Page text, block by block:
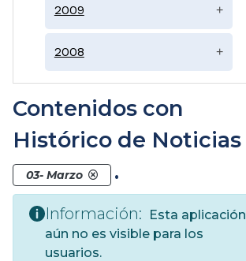
2009 +
2008 +
Contenidos con
Histórico de Noticias
03- Marzo .
Información:
Esta aplicación
aún no es visible para los
usuarios.